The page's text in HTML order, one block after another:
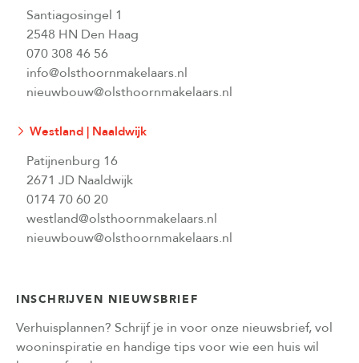
Santiagosingel 1
2548 HN Den Haag
070 308 46 56
info@olsthoornmakelaars.nl
nieuwbouw@olsthoornmakelaars.nl
Westland | Naaldwijk
Patijnenburg 16
2671 JD Naaldwijk
0174 70 60 20
westland@olsthoornmakelaars.nl
nieuwbouw@olsthoornmakelaars.nl
INSCHRIJVEN NIEUWSBRIEF
Verhuisplannen? Schrijf je in voor onze nieuwsbrief, vol
wooninspiratie en handige tips voor wie een huis wil